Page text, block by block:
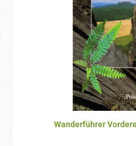
Wanderführer